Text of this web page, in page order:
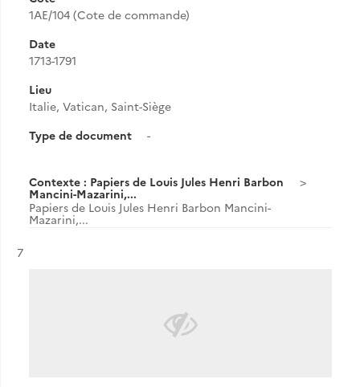
1AE/104 (Cote de commande)
Date
1713-1791
Lieu
Italie, Vatican, Saint-Siège
Type de document
-
Contexte : Papiers de Louis Jules Henri Barbon
Mancini-Mazarini,...
Papiers de Louis Jules Henri Barbon Mancini-
Mazarini,...
Résultat n°
7